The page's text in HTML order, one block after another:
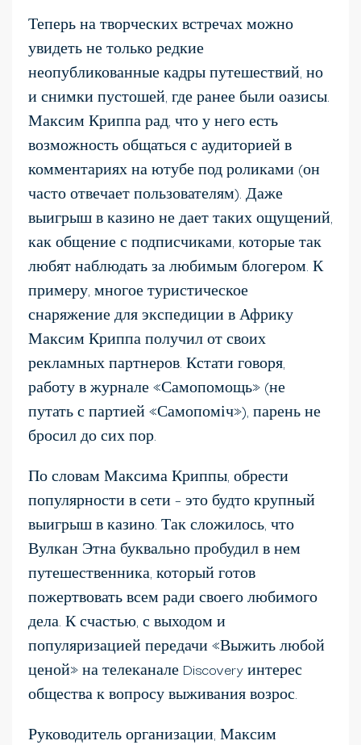
Теперь на творческих встречах можно
увидеть не только редкие
неопубликованные кадры путешествий, но
и снимки пустошей, где ранее были оазисы.
Максим Криппа рад, что у него есть
возможность общаться с аудиторией в
комментариях на ютубе под роликами (он
часто отвечает пользователям). Даже
выигрыш в казино не дает таких ощущений,
как общение с подписчиками, которые так
любят наблюдать за любимым блогером. К
примеру, многое туристическое
снаряжение для экспедиции в Африку
Максим Криппа получил от своих
рекламных партнеров. Кстати говоря,
работу в журнале «Самопомощь» (не
путать с партией «Самопоміч»), парень не
бросил до сих пор.
По словам Максима Криппы, обрести
популярности в сети – это будто крупный
выигрыш в казино. Так сложилось, что
Вулкан Этна буквально пробудил в нем
путешественника, который готов
пожертвовать всем ради своего любимого
дела. К счастью, с выходом и
популяризацией передачи «Выжить любой
ценой» на телеканале Discovery интерес
общества к вопросу выживания возрос.
Руководитель организации, Максим